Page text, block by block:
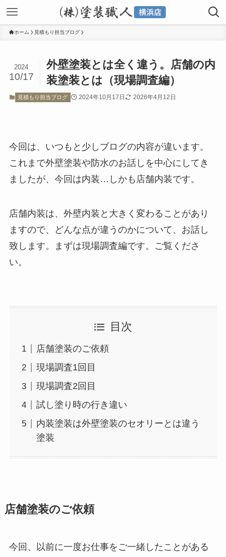
ホーム 見積もり担当ブログ
外壁塗装とは全く違う。店舗の内
装塗装とは（現場調査編）
2024
10/17
見積もり担当ブログ 2024年10月17日 2026年4月12日
今回は、いつもと少しブログの内容が違います。
これまで外壁塗装や防水のお話しを中心にしてき
ましたが、今回は内装…しかも店舗内装です。
店舗内装は、外壁内装と大きく変わることがあり
ますので、どんな点が違うのかについて、お話し
致します。まずは現場調査編です。ご覧くださ
い。
目次
店舗塗装のご依頼
現場調査1回目
現場調査2回目
試し塗り時の行き違い
内装塗装は外壁塗装のセオリーとは違う
塗装
店舗塗装のご依頼
今回、以前に一度お仕事をご一緒したことがある